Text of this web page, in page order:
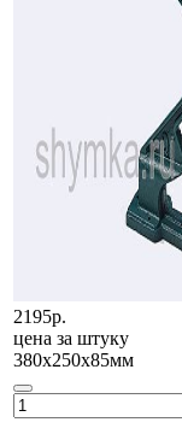
2195р.
цена за штуку
380х250х85мм